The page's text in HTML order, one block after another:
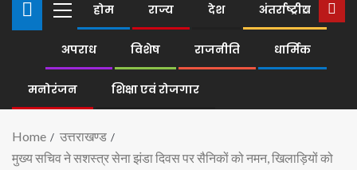
होम राज्य देश अंतर्राष्ट्रीय
अपराध विशेष राजनीति धार्मिक
मनोरंजन शिक्षा एवं रोजगार
Home
उत्तराखण्ड
मुख्य सचिव ने सशस्त्र सेना झंडा दिवस पर सैनिकों को नमन, खिलाड़ियों को